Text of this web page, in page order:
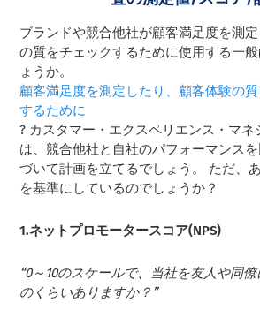
ブランドや競合他社が顧客満足度を測
の質をチェックするために使用する一
ょうか。
顧客満足度を測定したり、顧客体験の
するために
? カスタマー・エクスペリエンス・マネ
は、競合他社と自社のパフォーマンス
づいて計画を立てるでしょう。 ただ、
を基準にしているのでしょうか？
1.ネットプロモータースコア(NPS)
“0～10のスケールで、当社を友人や同
のくらいありますか？”